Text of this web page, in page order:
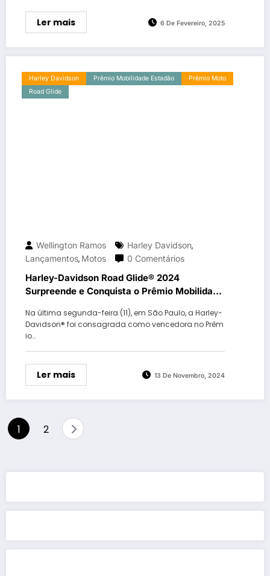
Ler mais 6 De Fevereiro, 2025
Harley Davidson Prêmio Mobilidade Estadão
Prêmio Moto
Road Glide
Wellington Ramos Harley Davidson,
Lançamentos, Motos 0 Comentários
Harley-Davidson Road Glide® 2024
Surpreende e Conquista o Prêmio Mobilidade
Na última segunda-feira (11), em São Paulo, a Harley-
Davidson® foi consagrada como vencedora no Prêm
io…
Ler mais 13 De Novembro, 2024
Paginação
1 2